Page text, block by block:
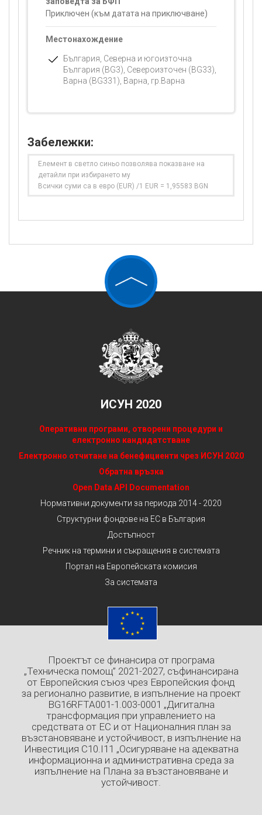
Приключен (към датата на приключване)
Местонахождение
България, Северна и югоизточна
България (BG3), Североизточен (BG33),
Варна (BG331), Варна, гр.Варна
Забележки:
Елемент в светло синьо позволява показване на
детайли при избирането му
Всички суми са в евро (EUR) /1 EUR = 1,95583 BGN
ИСУН 2020
Оперативни програми, отворени процедури и
електронно кандидатстване
Електронно отчитане на бенефициенти чрез ИСУН 2020
Обратна връзка
Open Data API Documentation
Нормативни документи за периода 2014 - 2020
Структурни фондове на ЕС в България
Достъпност
Речник на термини и съкращения в системата
Портал на Европейската комисия
За системата
Проектът се финансира от програма
„Техническа помощ” 2021-2027, съфинансирана
от Европейския съюз чрез Европейския фонд
за регионално развитие, в изпълнение на проект
BG16RFTA001-1.003-0001 „Дигитална
трансформация при управлението на
средствата от ЕС и от Националния план за
възстановяване и устойчивост, в изпълнение на
Инвестиция C10.I11 „Осигуряване на адекватна
информационна и административна среда за
изпълнение на Плана за възстановяване и
устойчивост.